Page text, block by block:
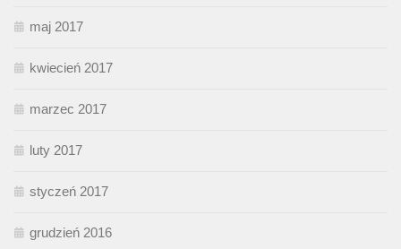
maj 2017
kwiecień 2017
marzec 2017
luty 2017
styczeń 2017
grudzień 2016